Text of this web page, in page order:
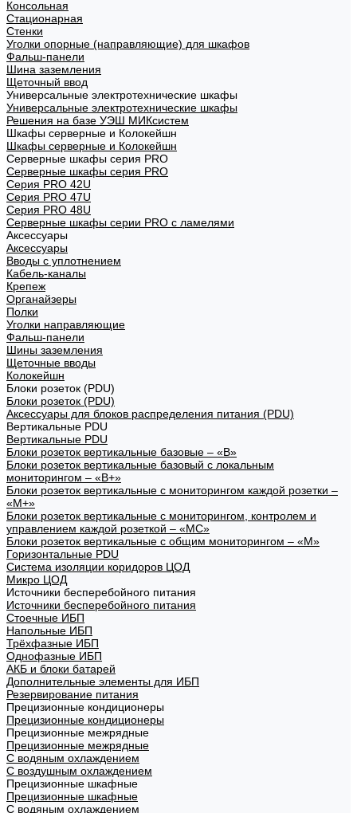
Консольная
Стационарная
Стенки
Уголки опорные (направляющие) для шкафов
Фальш-панели
Шина заземления
Щеточный ввод
Универсальные электротехнические шкафы
Универсальные электротехнические шкафы
Решения на базе УЭШ МИКсистем
Шкафы серверные и Колокейшн
Шкафы серверные и Колокейшн
Серверные шкафы серия PRO
Серверные шкафы серия PRO
Серия PRO 42U
Серия PRO 47U
Серия PRO 48U
Серверные шкафы серии PRO с ламелями
Аксессуары
Аксессуары
Вводы с уплотнением
Кабель-каналы
Крепеж
Органайзеры
Полки
Уголки направляющие
Фальш-панели
Шины заземления
Щеточные вводы
Колокейшн
Блоки розеток (PDU)
Блоки розеток (PDU)
Аксессуары для блоков распределения питания (PDU)
Вертикальные PDU
Вертикальные PDU
Блоки розеток вертикальные базовые – «В»
Блоки розеток вертикальные базовый с локальным
мониторингом – «В+»
Блоки розеток вертикальные с мониторингом каждой розетки –
«М+»
Блоки розеток вертикальные с мониторингом, контролем и
управлением каждой розеткой – «МС»
Блоки розеток вертикальные с общим мониторингом – «М»
Горизонтальные PDU
Система изоляции коридоров ЦОД
Микро ЦОД
Источники бесперебойного питания
Источники бесперебойного питания
Стоечные ИБП
Напольные ИБП
Трёхфазные ИБП
Однофазные ИБП
АКБ и блоки батарей
Дополнительные элементы для ИБП
Резервирование питания
Прецизионные кондиционеры
Прецизионные кондиционеры
Прецизионные межрядные
Прецизионные межрядные
С водяным охлаждением
С воздушным охлаждением
Прецизионные шкафные
Прецизионные шкафные
С водяным охлаждением